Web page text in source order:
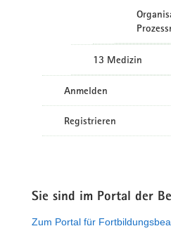
13 Medizin
Anmelden
Registrieren
Sie sind im Portal der
Zum Portal für